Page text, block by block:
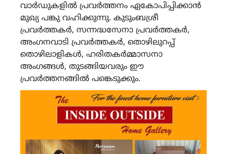
വാർഡുകളിൽ പ്രവർത്തനം ഏകോപിപ്പിക്കാൻ
മുഖ്യ പങ്കു വഹിക്കുന്നു. കുടുംബശ്രീ
പ്രവർത്തകർ, സന്നദ്ധസേനാ പ്രവർത്തകർ,
അംഗനവാടി പ്രവർത്തകർ, തൊഴിലുറപ്പ്
തൊഴിലാളികൾ, ഹരിതകർമ്മാസനാ
അംഗങ്ങൾ, തുടങ്ങിയവരും ഈ
പ്രവർത്തനങ്ങിൽ പങ്കെടുക്കും.